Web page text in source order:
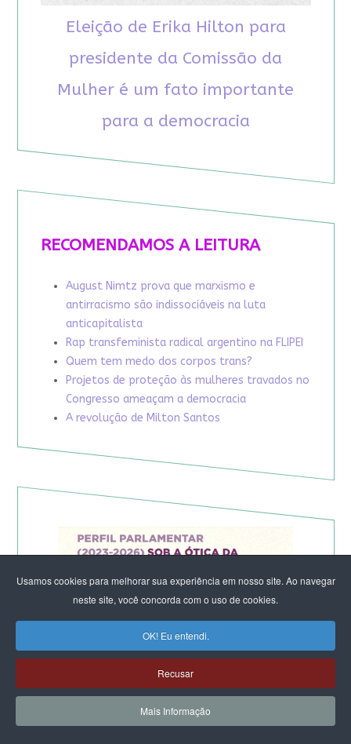
Usamos cookies para melhorar sua experiência em nosso site. Ao navegar
neste site, você concorda com o uso de cookies.
OK! Eu entendi.
Recusar
Mais Informação
Eleição de Erika Hilton para
presidente da Comissão da
Mulher é um fato importante
para a democracia
RECOMENDAMOS A LEITURA
August Nimtz prova que marxismo e
antirracismo são indissociáveis na luta
anticapitalista
Rap transfeminista radical argentino na FLIPEI
Quem tem medo dos corpos trans?
Projetos de proteção às mulheres travados no
Congresso ameaçam a democracia
A revolução de Milton Santos